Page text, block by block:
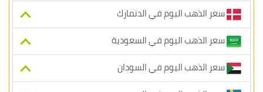
سعر الذهب اليوم في الدنمارك
سعر الذهب اليوم في السعودية
سعر الذهب اليوم في السودان